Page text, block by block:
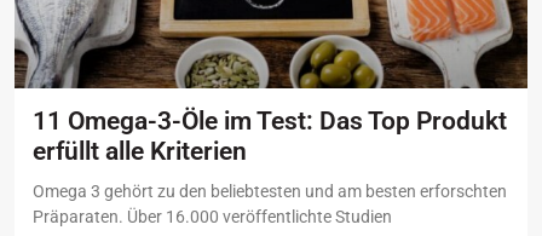
11 Omega-3-Öle im Test: Das Top Produkt
erfüllt alle Kriterien
Omega 3 gehört zu den beliebtesten und am besten erforschten
Präparaten. Über 16.000 veröffentlichte Studien